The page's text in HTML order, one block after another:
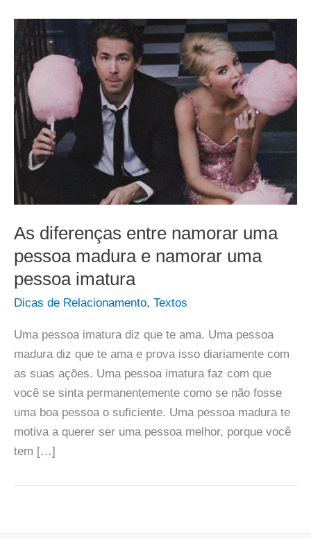
As diferenças entre namorar uma
pessoa madura e namorar uma
pessoa imatura
Dicas de Relacionamento, Textos
Uma pessoa imatura diz que te ama. Uma pessoa
madura diz que te ama e prova isso diariamente com
as suas ações. Uma pessoa imatura faz com que
você se sinta permanentemente como se não fosse
uma boa pessoa o suficiente. Uma pessoa madura te
motiva a querer ser uma pessoa melhor, porque você
tem […]